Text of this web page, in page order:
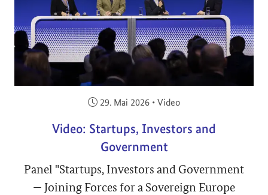
Veröffentlicht am:
29. Mai 2026 • Video
Video: Startups, Investors and
Government
Panel "Startups, Investors and Government
— Joining Forces for a Sovereign Europe